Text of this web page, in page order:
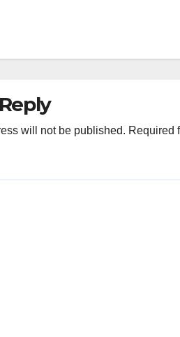
will not be published. Required